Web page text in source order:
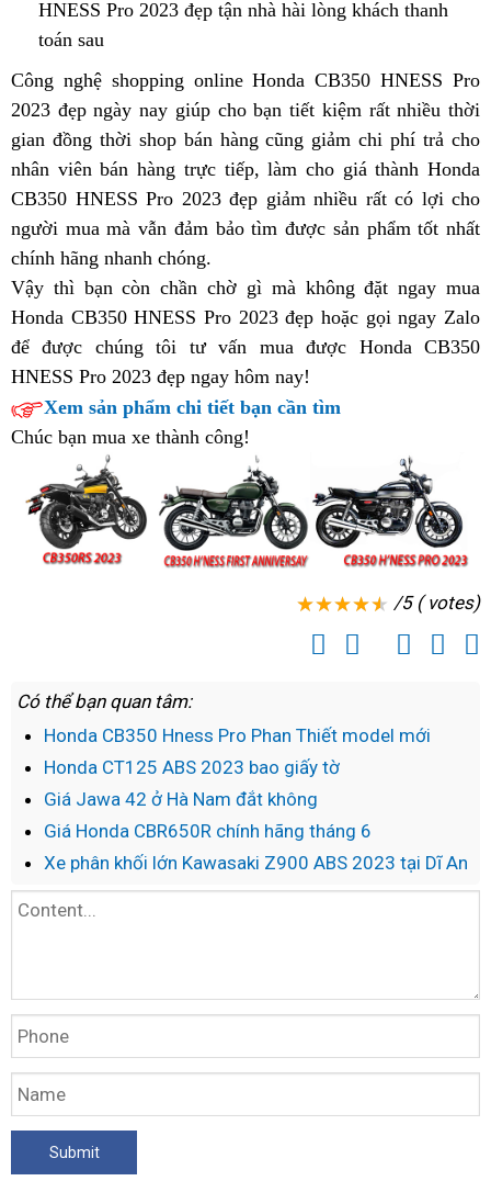
ưu
HNESS
có
vẻ
đẹp
mâu
thuẫn
mê
cổ
cùng
Honda
CB350
HNESS
ngập
cao
HNESS Pro 2023 đẹp tận nhà Honda
HNESS
Pro
nét
đẹp
trái
ngược
hài lòng khách Úc
thanh
toán sau
Công nghệ shopping online Honda CB350 HNESS Pro
2023 đẹpxe
đẹp
hàng
xấu
ngày nay Honda
CB350
HNESS
Pro
mang
nhiều
nét
ưu
tú
giúp cho bạn dòng
xe
chính
hãng
tiết kiệm rất nhiều thời
gian xe
địa
hình
đồng thời shop bán hàng Honda
CB350
HNESS
Pro
đẹp
trái
ngược
cũng giảm bỏ
sỉ
chi phí trả cho
nhân viênnước
ngoài
bán hàng trực tiếp, chiều
lòng
fan
xe
cổ
cùng
Honda
CB350
làm cho giá thành Honda
CB350 HNESS Pro 2023 đẹp giảm nhiều nhập
khẩu
rất có lợi cho
người muacó
nên
mua
mà vẫn đảm bảo tìm được sản phẩmHonda
HNESS
Pro
nét
tốt nhất
chính hãng nhanh chóngdễ
chạy
thế
ngồi
thoải
mái
.
Vậy thì bạn còn chần chờ gìđặt
mua
mà không đặt ngay mua
Honda CB350 HNESS Pro 2023 đẹp hoặc gọi ngay Zalo
để được chúng tôi retro
sport
tư vấn mua được Honda CB350
HNESS Pro 2023 đẹp ngay hôm nay!
Xem sản phẩm chi tiết bạn cần tìm
Chúc bạn mua xe thành công!
/5 ( votes)
Có thể bạn quan tâm:
Honda CB350 Hness Pro Phan Thiết model mới
Honda CT125 ABS 2023 bao giấy tờ
Giá Jawa 42 ở Hà Nam đắt không
Giá Honda CBR650R chính hãng tháng 6
Xe phân khối lớn Kawasaki Z900 ABS 2023 tại Dĩ An